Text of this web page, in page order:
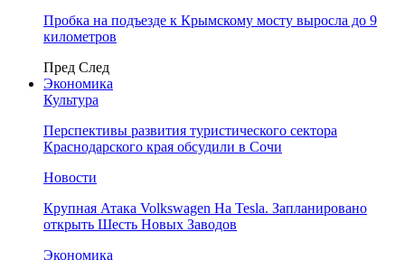
Пробка на подъезде к Крымскому мосту выросла до 9
километров
Пред След
Экономика
Культура
Перспективы развития туристического сектора
Краснодарского края обсудили в Сочи
Новости
Крупная Атака Volkswagen На Tesla. Запланировано
открыть Шесть Новых Заводов
Экономика